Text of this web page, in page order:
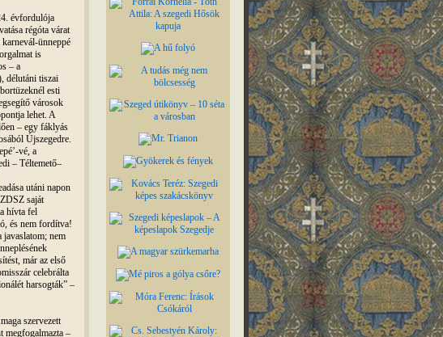
évfordulója
régóta várat
ünneppé
is
– a
délutáni tiszai
esti
városok
lehet. A
– egy fáklyás
Újszegedre.
vé, a
– Téltemető–
utáni napon
saját
hívta fel
és nem fordítva!
javaslatom; nem
már az első
celebrálta
harsogták” –
szervezett
megfogalmazta –